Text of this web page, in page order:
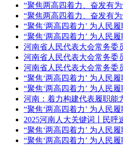
“聚焦两高四着力、奋发有
“聚焦两高四着力、奋发有
“聚焦‘两高四着力’ 为人民
“聚焦‘两高四着力’ 为人民
河南省人民代表大会常务委
河南省人民代表大会常务委
河南省人民代表大会常务委
“聚焦‘两高四着力’ 为人民
“聚焦‘两高四着力’ 为人民
河南：着力构建代表履职能
“聚焦‘两高四着力’ 为人民
2025河南人大关键词丨民呼
“聚焦‘两高四着力’ 为人民
“聚焦‘两高四着力’ 为人民